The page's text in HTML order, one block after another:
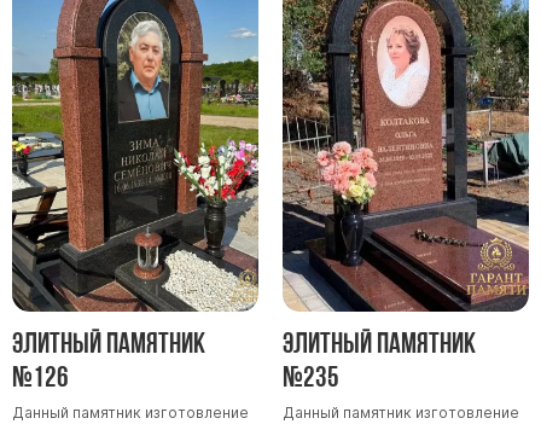
Элитный памятник
№126
Данный памятник изготовление
Элитный памятник
№235
Данный памятник изготовление